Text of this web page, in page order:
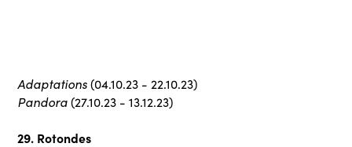
Adaptations(04.10.23 - 22.10.23)
Pandora(27.10.23 - 13.12.23)
29. Rotondes